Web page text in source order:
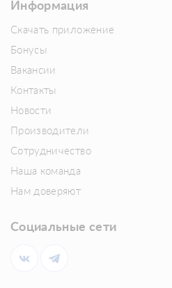
Информация
Скачать приложение
Бонусы
Вакансии
Контакты
Новости
Производители
Сотрудничество
Наша команда
Нам доверяют
Социальные сети